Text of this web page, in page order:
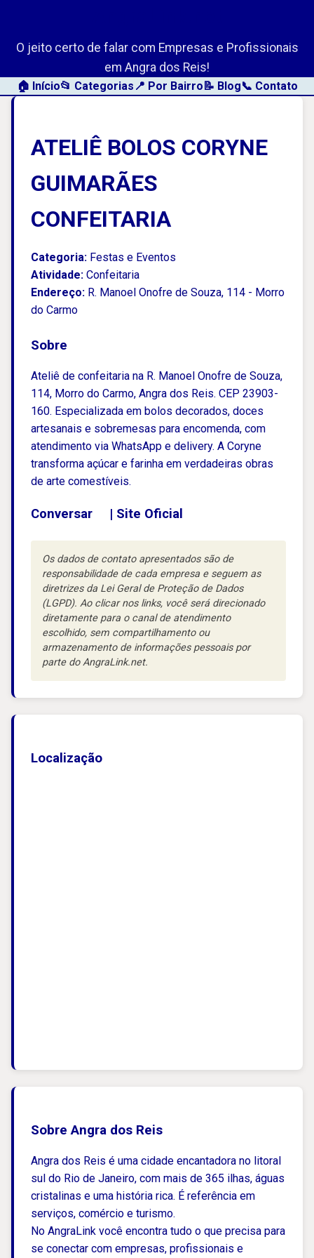
O jeito certo de falar com Empresas e Profissionais
em Angra dos Reis!
🏠 Início📂 Categorias 📍 Por Bairro📝 Blog📞 Contato
ATELIÊ BOLOS CORYNE
GUIMARÃES
CONFEITARIA
Categoria: Festas e Eventos
Atividade: Confeitaria
Endereço: R. Manoel Onofre de Souza, 114 - Morro
do Carmo
Sobre
Ateliê de confeitaria na R. Manoel Onofre de Souza,
114, Morro do Carmo, Angra dos Reis. CEP 23903-
160. Especializada em bolos decorados, doces
artesanais e sobremesas para encomenda, com
atendimento via WhatsApp e delivery. A Coryne
transforma açúcar e farinha em verdadeiras obras
de arte comestíveis.
Conversar | Site Oficial
Os dados de contato apresentados são de
responsabilidade de cada empresa e seguem as
diretrizes da Lei Geral de Proteção de Dados
(LGPD). Ao clicar nos links, você será direcionado
diretamente para o canal de atendimento
escolhido, sem compartilhamento ou
armazenamento de informações pessoais por
parte do AngraLink.net.
Localização
Sobre Angra dos Reis
Angra dos Reis é uma cidade encantadora no litoral
sul do Rio de Janeiro, com mais de 365 ilhas, águas
cristalinas e uma história rica. É referência em
serviços, comércio e turismo.
No AngraLink você encontra tudo o que precisa para
se conectar com empresas, profissionais e